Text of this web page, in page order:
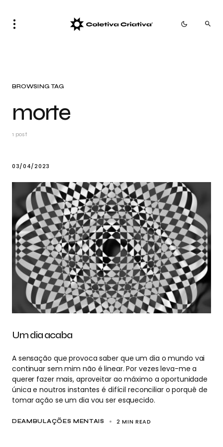
BROWSING TAG
morte
1 post
DEAMBULAÇÕES MENTAIS 2 MIN READ
Um dia acaba
A sensação que provoca saber que um dia o mundo vai
continuar sem mim não é linear. Por vezes leva-me a
querer fazer mais, aproveitar ao máximo a oportunidade
única e noutros instantes é difícil reconciliar o porquê de
tomar ação se um dia vou ser esquecido.
03/04/2023